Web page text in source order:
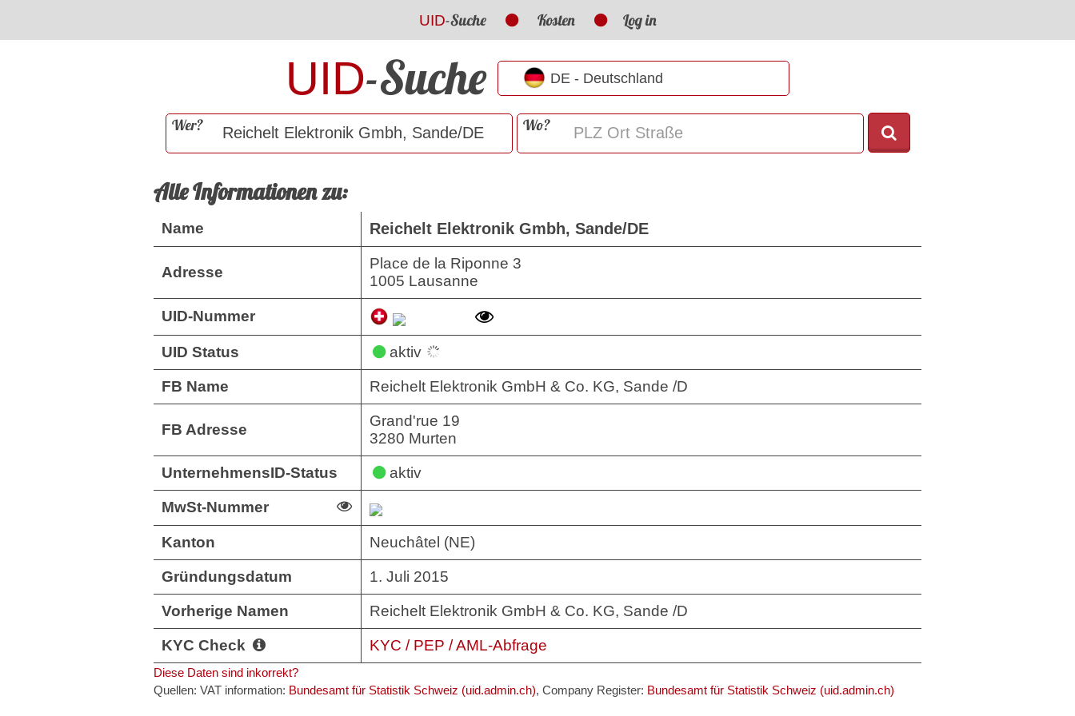
UID-Suche Kosten Log in
UID-Suche
Wer? Wo?
Alle Informationen zu:
Name Reichelt Elektronik Gmbh, Sande/DE
Adresse
Place de la Riponne 3
1005 Lausanne
UID-Nummer
UID Status aktiv
FB Name Reichelt Elektronik GmbH & Co. KG, Sande /D
FB Adresse
Grand'rue 19
3280 Murten
UnternehmensID-Status aktiv
MwSt-Nummer
Kanton Neuchâtel (NE)
Gründungsdatum 1. Juli 2015
Vorherige Namen Reichelt Elektronik GmbH & Co. KG, Sande /D
KYC Check KYC / PEP / AML-Abfrage
Diese Daten sind inkorrekt?
Quellen: VAT information: Bundesamt für Statistik Schweiz (uid.admin.ch), Company Register: Bundesamt für Statistik Schweiz (uid.admin.ch)